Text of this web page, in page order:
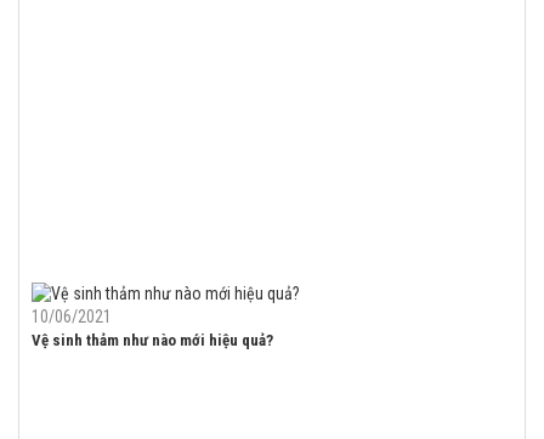
10/06/2021
Vệ sinh thảm như nào mới hiệu quả?